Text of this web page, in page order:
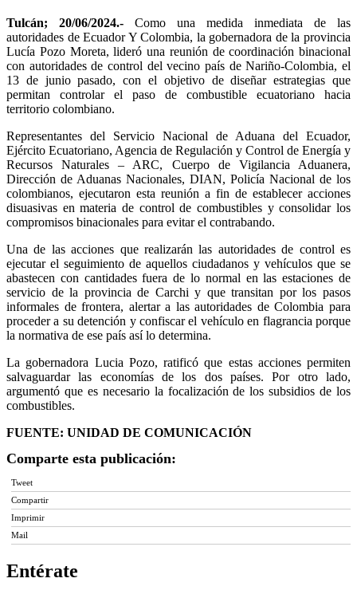
Tulcán; 20/06/2024.- Como una medida inmediata de las
autoridades de Ecuador Y Colombia, la gobernadora de la provincia
Lucía Pozo Moreta, lideró una reunión de coordinación binacional
con autoridades de control del vecino país de Nariño-Colombia, el
13 de junio pasado, con el objetivo de diseñar estrategias que
permitan controlar el paso de combustible ecuatoriano hacia
territorio colombiano.
Representantes del Servicio Nacional de Aduana del Ecuador,
Ejército Ecuatoriano, Agencia de Regulación y Control de Energía y
Recursos Naturales – ARC, Cuerpo de Vigilancia Aduanera,
Dirección de Aduanas Nacionales, DIAN, Policía Nacional de los
colombianos, ejecutaron esta reunión a fin de establecer acciones
disuasivas en materia de control de combustibles y consolidar los
compromisos binacionales para evitar el contrabando.
Una de las acciones que realizarán las autoridades de control es
ejecutar el seguimiento de aquellos ciudadanos y vehículos que se
abastecen con cantidades fuera de lo normal en las estaciones de
servicio de la provincia de Carchi y que transitan por los pasos
informales de frontera, alertar a las autoridades de Colombia para
proceder a su detención y confiscar el vehículo en flagrancia porque
la normativa de ese país así lo determina.
La gobernadora Lucia Pozo, ratificó que estas acciones permiten
salvaguardar las economías de los dos países. Por otro lado,
argumentó que es necesario la focalización de los subsidios de los
combustibles.
FUENTE: UNIDAD DE COMUNICACIÓN
Comparte esta publicación:
Tweet
Compartir
Imprimir
Mail
Entérate